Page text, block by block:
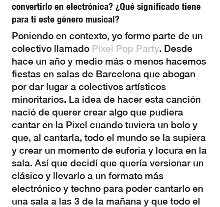
convertirlo en electrónica? ¿Qué significado tiene
para ti este género musical?
Poniendo en contexto, yo formo parte de un
colectivo llamado Pixel Pop Party. Desde
hace un año y medio más o menos hacemos
fiestas en salas de Barcelona que abogan
por dar lugar a colectivos artísticos
minoritarios. La idea de hacer esta canción
nació de querer crear algo que pudiera
cantar en la Pixel cuando tuviera un bolo y
que, al cantarla, todo el mundo se la supiera
y crear un momento de euforia y locura en la
sala. Así que decidí que quería versionar un
clásico y llevarlo a un formato más
electrónico y techno para poder cantarlo en
una sala a las 3 de la mañana y que todo el